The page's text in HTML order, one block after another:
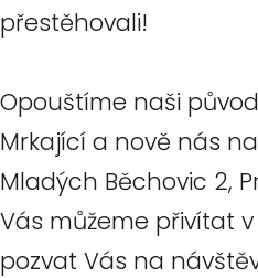
přestěhovali!
Opouštíme naši
Mrkající a nově nás
Mladých Běchovic 2,
Vás můžeme přivítat
pozvat Vás na